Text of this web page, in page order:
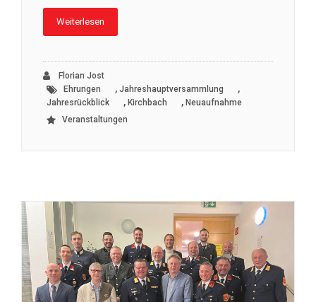
Weiterlesen
Florian Jost
Ehrungen
, Jahreshauptversammlung ,
Jahresrückblick , Kirchbach , Neuaufnahme
Veranstaltungen